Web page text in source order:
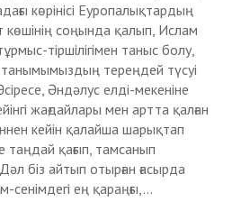
көрінісі Еуропалықтардың
көшінің соңында қалып, Ислам
тіршілігімен таныс болу,
танымымыздың тереңдей түсуі
Әндәлуc елді-мекеніне
жағдайлары мен артта қалған
кейін қалайша шарықтап
таңдай қағып, тамсанып
біз айтып отырған ғасырда
ең қараңғы,...